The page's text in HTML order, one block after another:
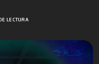
LECTURA